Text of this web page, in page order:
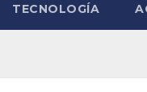
TECNOLOGÍA